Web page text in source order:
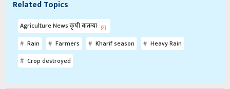
Related Topics
Agriculture News कृषी बातम्या
Rain
Farmers Kharif season
Heavy Rain
Crop destroyed